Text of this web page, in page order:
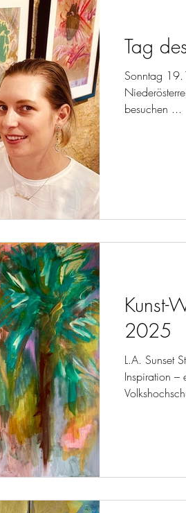
Tag
Sonntag
besuchen ...
Kunst-
2025
L.A. Sunset
Inspiration –
meinem